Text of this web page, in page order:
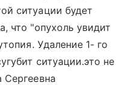
ситуации будет
что "опухоль увидит
Удаление 1- го
ситуации.это не
Сергеевна